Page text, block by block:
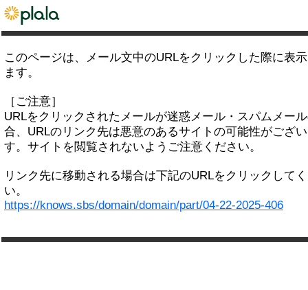
このページは、メール文中のURLをクリックした際に表
ます。
［ご注意］
URLをクリックされたメールが迷惑メール・スパムメー
合、URLのリンク先は悪意のあるサイトの可能性がござ
す。サイトを閲覧されないようご注意ください。
リンク先に移動される場合は下記のURLをクリックして
い。
https://knows.sbs/domain/domain/part/04-22-2025-406